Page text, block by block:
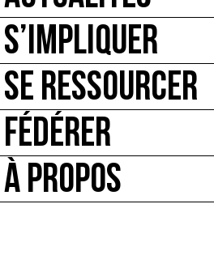
S’IMPLIQUER
SE RESSOURCER
FÉDÉRER
À PROPOS